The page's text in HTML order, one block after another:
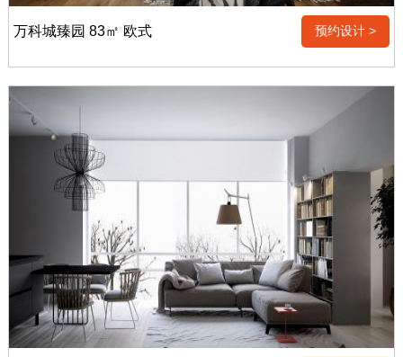
万科城臻园 83㎡ 欧式 预约设计 >